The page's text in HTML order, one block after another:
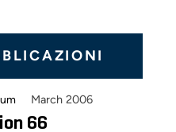
March 2006
66